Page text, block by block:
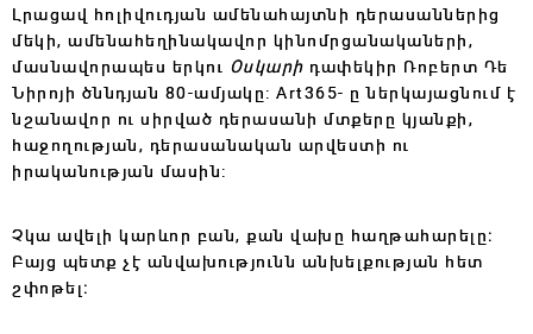
Լրացավ հոլիվուդյան ամենահայտնի դերասաններից
մեկի, ամենահեղինակավոր կինոմրցանակաների,
մասնավորապես երկու Օսկարի դափեկիր Ռոբերտ Դե
Նիրոյի ծննդյան 80-ամյակը: Art365- ը ներկայացնում է
նշանավոր ու սիրված դերասանի մտքերը կյանքի,
հաջողության, դերասանական արվեստի ու
իրականության մասին:
Չկա ավելի կարևոր բան, քան վախը հաղթահարելը։
Բայց պետք չէ անվախությունն անխելքության հետ
շփոթել։